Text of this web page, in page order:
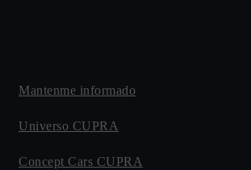
Mantenme informado
Universo CUPRA
Concept Cars CUPRA